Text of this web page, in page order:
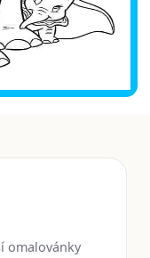
omalovánky